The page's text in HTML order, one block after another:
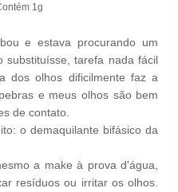
1g
e estava procurando um
substituísse, tarefa nada fácil
dos olhos dificilmente faz a
e meus olhos são bem
de contato.
o demaquilante bifásico da
a make à prova d'água,
resíduos ou irritar os olhos.